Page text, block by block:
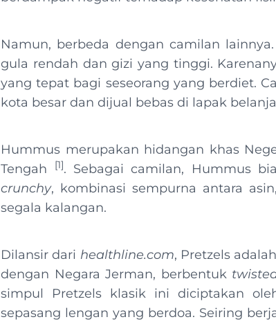
Namun, berbeda dengan camilan
gula rendah dan gizi yang tinggi.
yang tepat bagi seseorang yang berdiet.
kota besar dan dijual bebas di lapak
Hummus merupakan hidangan khas
Tengah
[1]. Sebagai camilan, Hummus
crunchy, kombinasi sempurna antara
segala kalangan.
Dilansir dari healthline.com, Pretzels
dengan Negara Jerman, berbentuk
simpul Pretzels klasik ini diciptakan
sepasang lengan yang berdoa. Seiring